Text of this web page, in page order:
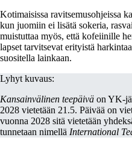
Kotimaisissa ravitsemusohjeissa
kun juomiin ei lisätä sokeria,
muistuttaa myös, että kofeiinille
lapset tarvitsevat erityistä
suositella lainkaan.
Lyhyt kuvaus:
Kansainvälinen teepäivä on YK-
2028 vietetään 21.5. Päivää on
vuonna 2028 sitä vietetään
tunnetaan nimellä International